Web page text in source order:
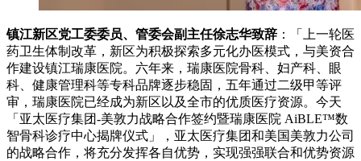
镇江新区党工委委员、管委会副主任徐志华致辞 ：「上一轮医
药卫生体制改革，新区为积极探索多元化办医模式，与美资合
作建设镇江瑞康医院。六年来，瑞康医院骨科、妇产科、眼
科、健康管理科等专科品牌逐步稳固，五年通过二级甲等评
审，瑞康医院已经成为新区以及全市的优质医疗资源。今天
「亚太医疗集团-美敦力战略合作签约暨瑞康医院 AiBLE™数
智骨科诊疗中心揭牌仪式」，亚太医疗集团和美国美敦力公司
的战略合作，将充分发挥各自优势，实现强强联合和优势资源